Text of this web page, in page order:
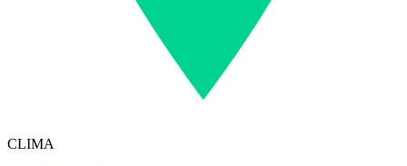
CLIMA